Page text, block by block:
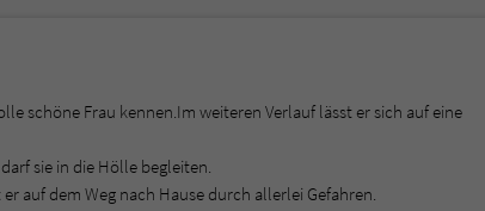
schöne Frau kennen.Im weiteren Verlauf lässt er sich auf eine
sie in die Hölle begleiten.
auf dem Weg nach Hause durch allerlei Gefahren.